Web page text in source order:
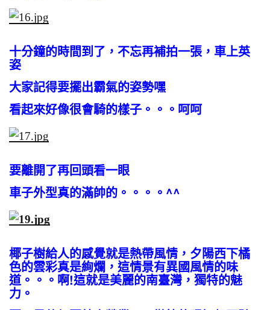
十分鐘的時間到了，不忘再補拍一張，車上英
姿
大家記得要擺出霸氣的姿勢嘿
看起來好像很會騎的樣子。。。呵呵
要離開了再回頭看一眼
車子外型真的滿帥的。。。。^^
椰子樹給人的感覺就是熱帶風情，夕陽西下橘
色的雲彩真是絢爛，這情景有異國風情的味
道。。。啊!這就是美麗的南臺灣，獨特的魅
力。